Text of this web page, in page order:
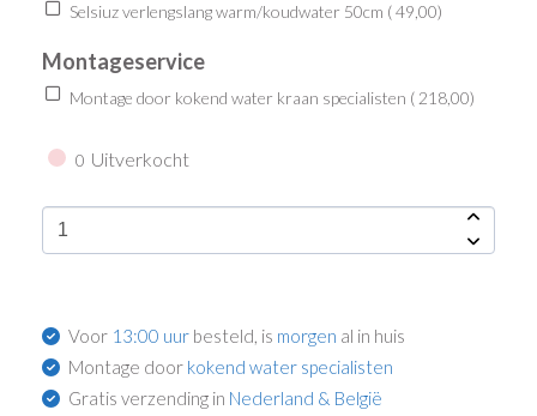
Selsiuz verlengslang warm/koudwater 50cm (49,00)
Montageservice
Montage door kokend water kraan specialisten ( 218,00)
0 Uitverkocht
Voor 13:00 uur besteld, is morgen al in huis
Montage door kokend water specialisten
Gratis verzending in Nederland & België